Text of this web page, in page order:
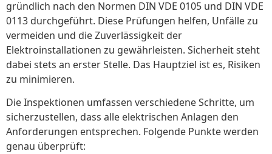
gründlich nach den Normen DIN VDE 0105 und DIN VDE
0113 durchgeführt. Diese Prüfungen helfen, Unfälle zu
vermeiden und die Zuverlässigkeit der
Elektroinstallationen zu gewährleisten. Sicherheit steht
dabei stets an erster Stelle. Das Hauptziel ist es, Risiken
zu minimieren.
Die Inspektionen umfassen verschiedene Schritte, um
sicherzustellen, dass alle elektrischen Anlagen den
Anforderungen entsprechen. Folgende Punkte werden
genau überprüft: